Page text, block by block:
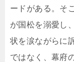
ードがある。そ
が国松を溺愛し
状を涙ながらに
ではなく、幕府